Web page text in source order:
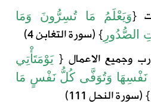
{وَيَعْلَمُ مَا تُسِرُّونَ وَمَا
الصُّدُورِ } (سورةالتغابن
وجميع الاعمال {يَوْمَتَأْتِي
نَفْسِهَا وَتُوَفَّى كُلُّ نَفْسٍ مَا
} (سورةالنحل